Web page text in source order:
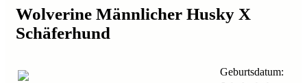
Wolverine Männlicher Husky X
Schäferhund
Geburtsdatum: